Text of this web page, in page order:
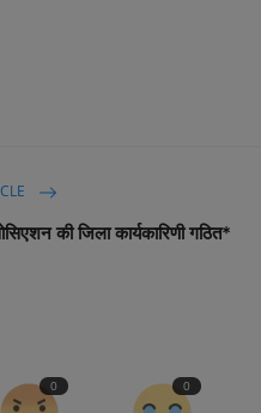
की जिला कार्यकारिणी गठित*
0 0